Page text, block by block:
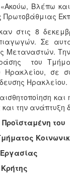
Βλέπω
Πρωτοβάθμιας
στις 8
Σε
Μεταναστών.
του
Ηρακλείου,
Ηρακλείου.
την ανάπτυξη